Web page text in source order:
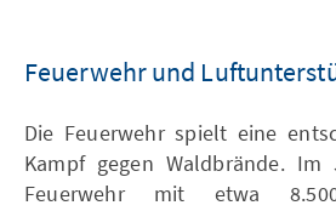
Feuerwehr und
Die Feuerwehr spielt eine
Kampf gegen Waldbrände.
Feuerwehr mit etwa